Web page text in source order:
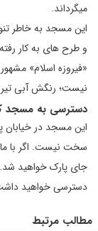
میگرداند.
این مسجد به خاطر
و طرح های به کار
«فیروزه اسلام»
نیست؛ رنگش آبی
دسترسی به مسجد
این مسجد در خیابان
سخت نیست. اگر با
جای پارک خواهید
دسترسی خواهید
مطالب مرتبط